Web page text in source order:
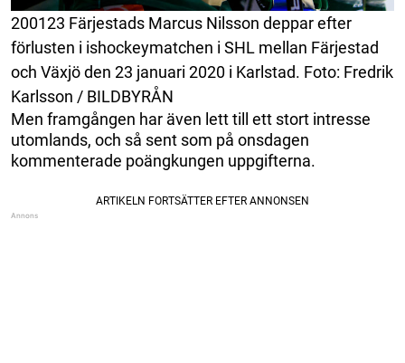
200123 Färjestads Marcus Nilsson deppar efter
förlusten i ishockeymatchen i SHL mellan Färjestad
och Växjö den 23 januari 2020 i Karlstad. Foto: Fredrik
Karlsson / BILDBYRÅN
Men framgången har även lett till ett stort intresse
utomlands, och så sent som på onsdagen
kommenterade poängkungen uppgifterna.